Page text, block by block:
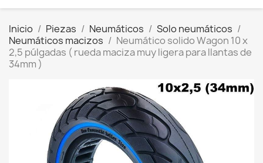
Inicio Piezas Neumáticos
Solo neumáticos
Neumáticos macizos
Neumático solido Wagon 10 x
2,5 púlgadas ( rueda maciza muy ligera para llantas de
34mm )